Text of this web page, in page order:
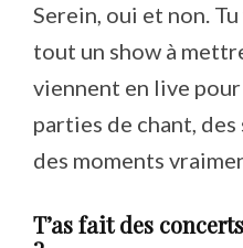
Serein, oui et non.
tout un show à
viennent en live
parties de chant, des
des moments
T’as fait des